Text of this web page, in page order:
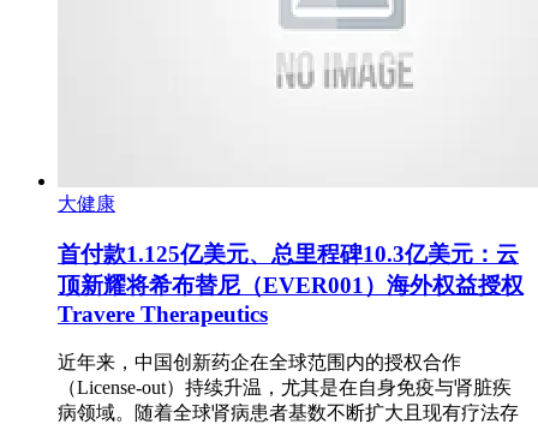
大健康
首付款1.125亿美元、总里程碑10.3亿美元：云
顶新耀将希布替尼（EVER001）海外权益授权
Travere Therapeutics
近年来，中国创新药企在全球范围内的授权合作
（License-out）持续升温，尤其是在自身免疫与肾脏疾
病领域。随着全球肾病患者基数不断扩大且现有疗法存